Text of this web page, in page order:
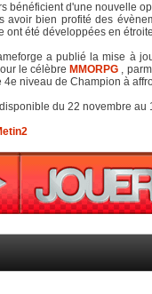
bénéficient d'une nouvelle
avoir bien profité des
ont été développées en
a publié la mise à
le célèbre MMORPG ,
4e niveau de Champion à
du 22 novembre au